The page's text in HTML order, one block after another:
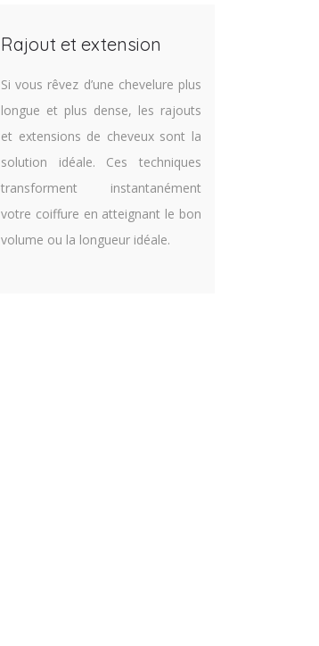
Rajout et extension
Si vous rêvez d’une chevelure plus
longue et plus dense, les rajouts
et extensions de cheveux sont la
solution idéale. Ces techniques
transforment instantanément
votre coiffure en atteignant le bon
volume ou la longueur idéale.